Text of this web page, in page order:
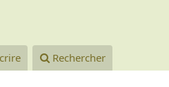
Rechercher